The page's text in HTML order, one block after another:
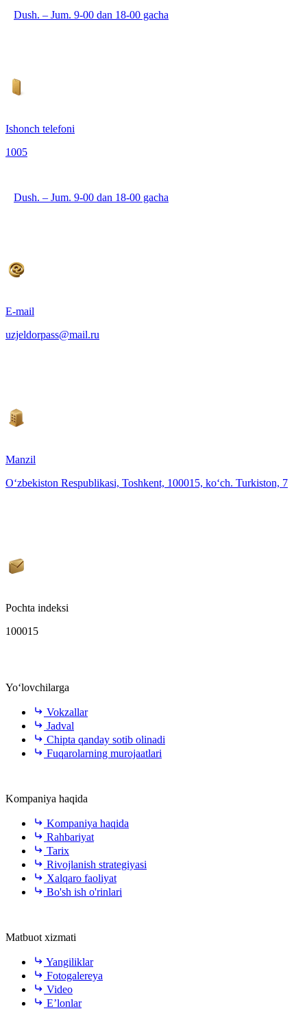
Dush. – Jum. 9-00 dan 18-00 gacha
Ishonch telefoni
1005
Dush. – Jum. 9-00 dan 18-00 gacha
E-mail
uzjeldorpass@mail.ru
Manzil
O‘zbekiston Respublikasi, Toshkent, 100015, ko‘ch. Turkiston, 7
Pochta indeksi
100015
Yo‘lovchilarga
Vokzallar
Jadval
Chipta qanday sotib olinadi
Fuqarolarning murojaatlari
Kompaniya haqida
Kompaniya haqida
Rahbariyat
Tarix
Rivojlanish strategiyasi
Xalqaro faoliyat
Bo'sh ish o'rinlari
Matbuot xizmati
Yangiliklar
Fotogalereya
Video
E’lonlar